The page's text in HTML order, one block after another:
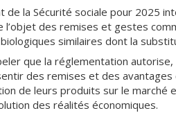
de la Sécurité sociale pour 2025
l’objet des remises et gestes
similaires dont la
que la réglementation
des remises et des avantages
de leurs produits sur le marché
des réalités économiques.